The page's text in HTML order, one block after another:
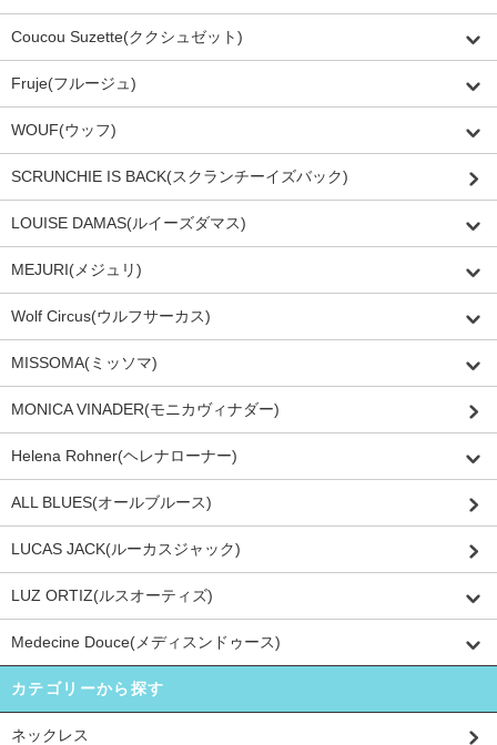
Coucou Suzette(ククシュゼット)
Fruje(フルージュ)
WOUF(ウッフ)
SCRUNCHIE IS BACK(スクランチーイズバック)
LOUISE DAMAS(ルイーズダマス)
MEJURI(メジュリ)
Wolf Circus(ウルフサーカス)
MISSOMA(ミッソマ)
MONICA VINADER(モニカヴィナダー)
Helena Rohner(ヘレナローナー)
ALL BLUES(オールブルース)
LUCAS JACK(ルーカスジャック)
LUZ ORTIZ(ルスオーティズ)
Medecine Douce(メディスンドゥース)
カテゴリーから探す
ネックレス